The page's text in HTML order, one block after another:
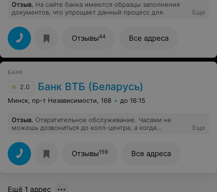
Отзыв. На сайте банка имеются образцы заполнения
документов, что упрощает данный процесс для.
Еще
Отзывы44 Все адреса
БАНК
2.0 Банк ВТБ (Беларусь)
Минск, пр-т Независимости, 168 до 16:15
Отзыв. Отвратительное обслуживание. Часами не
можешь дозвониться до колл-центра, а когда
так, будто делают тебе одолжение.
Еще
Отзывы159 Все адреса
Ещё 1 адрес